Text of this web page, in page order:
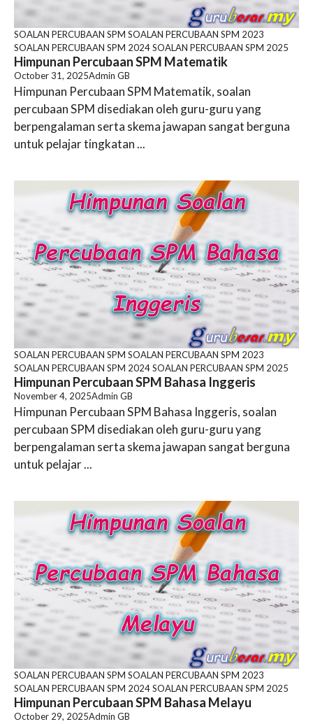
SOALAN PERCUBAAN SPM SOALAN PERCUBAAN SPM 2023
SOALAN PERCUBAAN SPM 2024SOALAN PERCUBAAN SPM 2025
Himpunan Percubaan SPM Matematik
October 31, 2025Admin GB
Himpunan Percubaan SPM Matematik, soalan
percubaan SPM disediakan oleh guru-guru yang
berpengalaman serta skema jawapan sangat berguna
untuk pelajar tingkatan ...
SOALAN PERCUBAAN SPM SOALAN PERCUBAAN SPM 2023
SOALAN PERCUBAAN SPM 2024SOALAN PERCUBAAN SPM 2025
Himpunan Percubaan SPM Bahasa Inggeris
November 4, 2025Admin GB
Himpunan Percubaan SPM Bahasa Inggeris, soalan
percubaan SPM disediakan oleh guru-guru yang
berpengalaman serta skema jawapan sangat berguna
untuk pelajar ...
SOALAN PERCUBAAN SPM SOALAN PERCUBAAN SPM 2023
SOALAN PERCUBAAN SPM 2024SOALAN PERCUBAAN SPM 2025
Himpunan Percubaan SPM Bahasa Melayu
October 29, 2025Admin GB